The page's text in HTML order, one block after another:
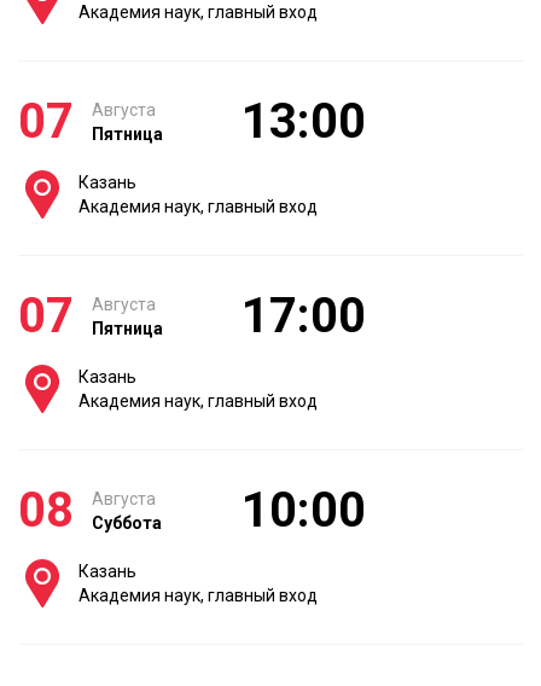
Академия наук, главный вход
07
Августа
Пятница
13:00
Казань
Академия наук, главный вход
07
Августа
Пятница
17:00
Казань
Академия наук, главный вход
08
Августа
Суббота
10:00
Казань
Академия наук, главный вход